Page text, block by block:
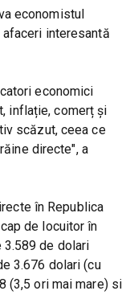
economistul
interesantă
economici
inflație, comerț și
scăzut, ceea ce
directe", a
în Republica
de locuitor în
de dolari
3.676 dolari (cu
(3,5 ori mai mare) si